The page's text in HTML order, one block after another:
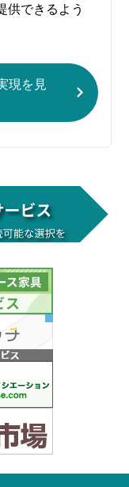
供できるよう
現を見